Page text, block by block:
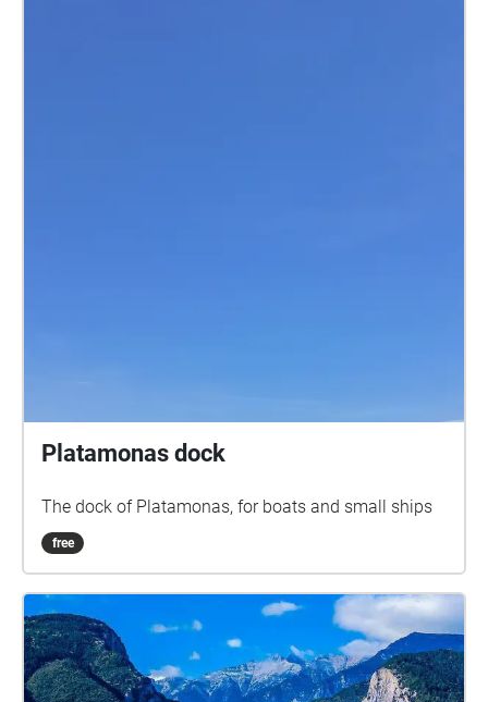
Platamonas dock
The dock of Platamonas, for boats and small ships
free